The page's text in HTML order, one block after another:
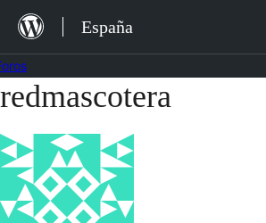
Saltar
contenido
España
Saltar
contenido
redmascotera